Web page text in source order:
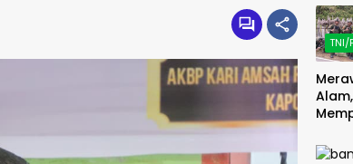
n
TNI/
Alam,
n,